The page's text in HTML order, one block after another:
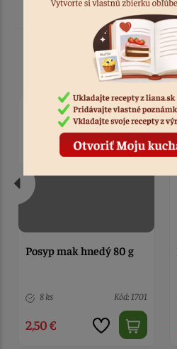
Podobné
Posyp mak hnedý 80 g
8 ks Kód: 1701
2,50 €